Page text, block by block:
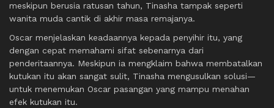
meskipun berusia ratusan tahun, Tinasha tampak seperti
wanita muda cantik di akhir masa remajanya.
Oscar menjelaskan keadaannya kepada penyihir itu, yang
dengan cepat memahami sifat sebenarnya dari
penderitaannya. Meskipun ia mengklaim bahwa membatalkan
kutukan itu akan sangat sulit, Tinasha mengusulkan solusi—
untuk menemukan Oscar pasangan yang mampu menahan
efek kutukan itu.